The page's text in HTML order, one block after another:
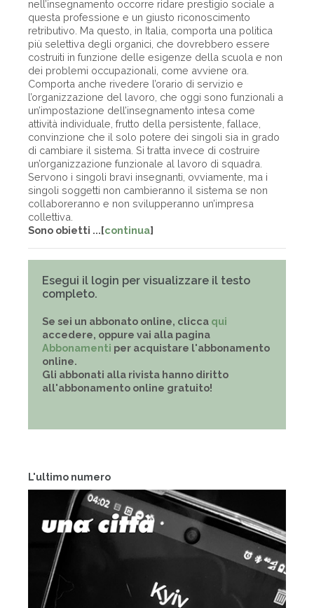
L'ultimo numero
nell’insegnamento occorre ridare prestigio sociale a
questa professione e un giusto riconoscimento
retributivo. Ma questo, in Italia, comporta una politica
più selettiva degli organici, che dovrebbero essere
costruiti in funzione delle esigenze della scuola e non
dei problemi occupazionali, come avviene ora.
Comporta anche rivedere l’orario di servizio e
l’organizzazione del lavoro, che oggi sono funzionali a
un’impostazione dell’insegnamento intesa come
attività individuale, frutto della persistente, fallace,
convinzione che il solo potere dei singoli sia in grado
di cambiare il sistema. Si tratta invece di costruire
un’organizzazione funzionale al lavoro di squadra.
Servono i singoli bravi insegnanti, ovviamente, ma i
singoli soggetti non cambieranno il sistema se non
collaboreranno e non svilupperanno un’impresa
collettiva.
Sono obietti ...[continua]
Esegui il login per visualizzare il testo
completo.
Se sei un abbonato online, clicca qui
accedere, oppure vai alla pagina
Abbonamenti per acquistare l'abbonamento
online.
Gli abbonati alla rivista hanno diritto
all'abbonamento online gratuito!